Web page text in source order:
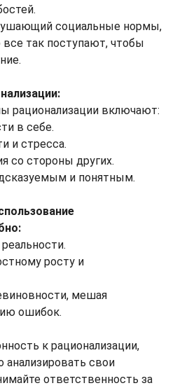
социальные нормы,
так поступают, чтобы
рационализации включают:
в себе.
и стресса.
со стороны других.
и понятным.
росту и
мешая
ошибок.
к рационализации,
анализировать свои
ответственность за